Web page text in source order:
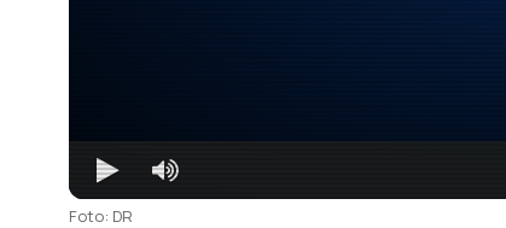
Foto: DR